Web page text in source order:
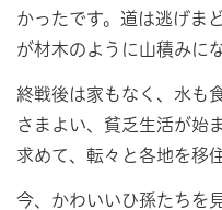
かったです。道は逃げま
が材木のように山積みに
終戦後は家もなく、水も
さまよい、貧乏生活が始
求めて、転々と各地を移
今、かわいいひ孫たちを